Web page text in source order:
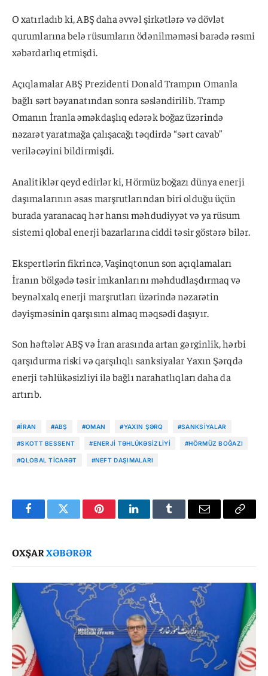
O xatırladıb ki, ABŞ daha əvvəl şirkətlərə və dövlət
qurumlarına belə rüsumların ödənilməməsi barədə rəsmi
xəbərdarlıq etmişdi.
Açıqlamalar ABŞ Prezidenti Donald Trampın Omanla
bağlı sərt bəyanatından sonra səsləndirilib. Tramp
Omanın İranla əməkdaşlıq edərək boğaz üzərində
nəzarət yaratmağa çalışacağı təqdirdə “sərt cavab”
veriləcəyini bildirmişdi.
Analitiklər qeyd edirlər ki, Hörmüz boğazı dünya enerji
daşımalarının əsas marşrutlarından biri olduğu üçün
burada yaranacaq hər hansı məhdudiyyət və ya rüsum
sistemi qlobal enerji bazarlarına ciddi təsir göstərə bilər.
Ekspertlərin fikrincə, Vaşinqtonun son açıqlamaları
İranın bölgədə təsir imkanlarını məhdudlaşdırmaq və
beynəlxalq enerji marşrutları üzərində nəzarətin
dəyişməsinin qarşısını almaq məqsədi daşıyır.
Son həftələr ABŞ və İran arasında artan gərginlik, hərbi
qarşıdurma riski və qarşılıqlı sanksiyalar Yaxın Şərqdə
enerji təhlükəsizliyi ilə bağlı narahatlıqları daha da
artırıb.
#İRAN #ABŞ #OMAN #YAXIN ŞƏRQ #SANKSIYALAR
#SKOTT BESSENT #ENERJI TƏHLÜKƏSIZLIYI #HÖRMÜZ BOĞAZI
#QLOBAL TICARƏT #NEFT DAŞIMALARI
FacebookTwitter PinterestLinkedInTumblr Email
Copy
OXŞARXƏBƏRƏR